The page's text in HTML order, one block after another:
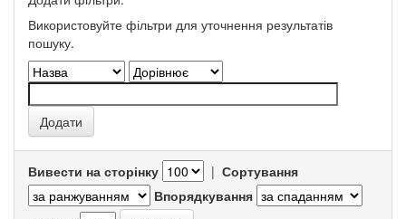
Використовуйте фільтри для уточнення результатів
пошуку.
Вивести на сторінку | Сортування
Впорядкування